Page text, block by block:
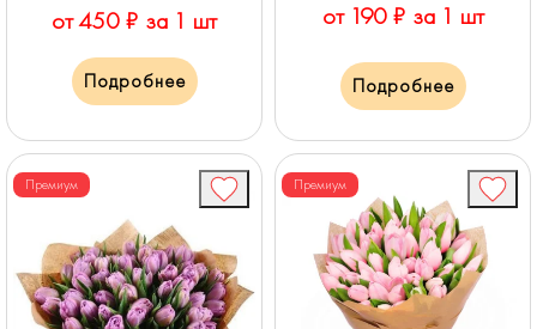
от 450 ₽ за 1 шт
Подробнее
от 190 ₽ за 1 шт
Подробнее
Премиум Премиум